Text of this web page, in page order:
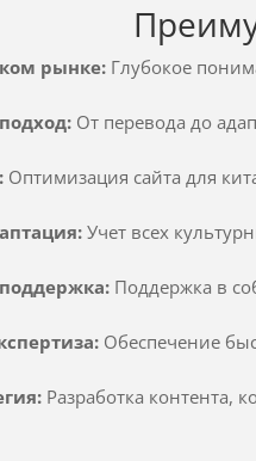
рынке: Глубокое
От перевода до
Оптимизация сайта для
Учет всех
Поддержка в
Обеспечение
Разработка контента,